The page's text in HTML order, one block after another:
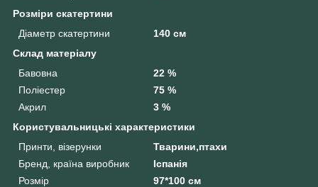
Розміри скатертини
Діаметр скатертини
140 см
Склад матеріалу
Бавовна
22 %
Поліестер
75 %
Акрил
3 %
Користувальницькі характеристики
Принти, візерунки
Тварини,птахи
Бренд, країна виробник
Іспанія
Розмір
97*100 см